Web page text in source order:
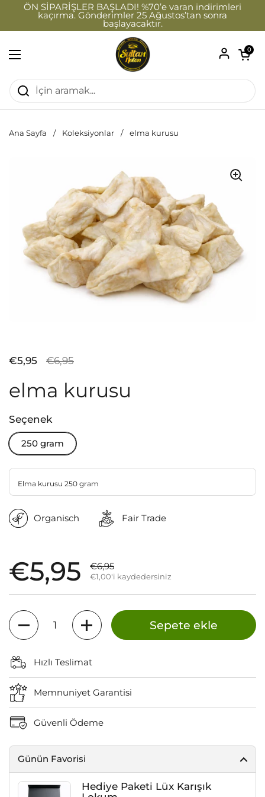
İçeriğe geç
ÖN SİPARİŞLER BAŞLADI! %70’e varan indirimleri
kaçırma. Gönderimler 25 Ağustos’tan sonra
başlayacaktır.
Menüyü aç
Sepeti
0
Ana Sayfa / Koleksiyonlar / elma kurusu
Satış fiyatı:
€5,95 Normal fiyat:
€6,95
elma kurusu
Seçenek
250 gram
Elma kurusu 250 gram
Organisch Fair Trade
Satış fiyatı:
€5,95 Normal fiyat:
€6,95
€1,00'i kaydedersiniz
Miktar
Sepete ekle
Hızlı Teslimat
Memnuniyet Garantisi
Güvenli Ödeme
Günün Favorisi
Hediye Paketi Lüx Karışık